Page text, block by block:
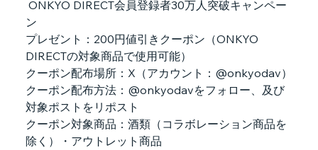
ン
プレゼント：200円値引きクーポン（ONKYO
DIRECTの対象商品で使用可能）
クーポン配布場所：X（アカウント：@onkyodav）
クーポン配布方法：@onkyodavをフォロー、及び
対象ポストをリポスト
クーポン対象商品：酒類（コラボレーション商品を
除く）・アウトレット商品